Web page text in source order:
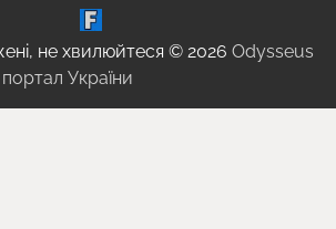
не хвилюйтеся © 2026 Odysseus
України